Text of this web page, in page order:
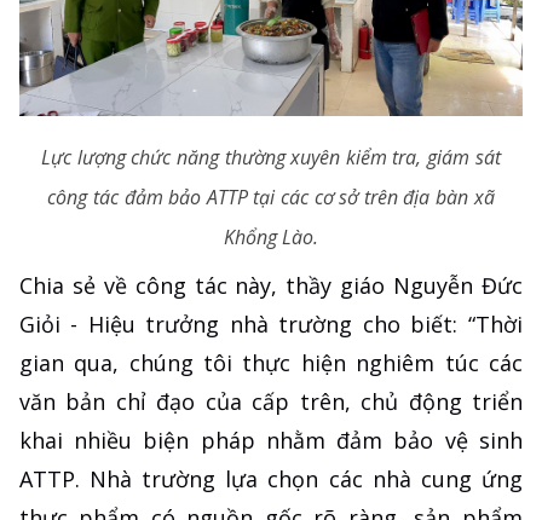
Lực lượng chức năng thường xuyên kiểm tra, giám sát
công tác đảm bảo ATTP tại các cơ sở trên địa bàn xã
Khổng Lào.
Chia sẻ về công tác này, thầy giáo Nguyễn Đức
Giỏi - Hiệu trưởng nhà trường cho biết: “Thời
gian qua, chúng tôi thực hiện nghiêm túc các
văn bản chỉ đạo của cấp trên, chủ động triển
khai nhiều biện pháp nhằm đảm bảo vệ sinh
ATTP. Nhà trường lựa chọn các nhà cung ứng